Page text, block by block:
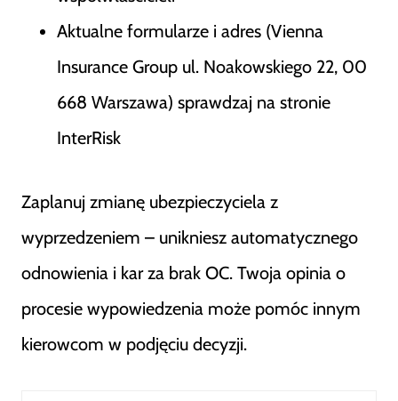
Aktualne formularze i adres (Vienna
Insurance Group ul. Noakowskiego 22, 00
668 Warszawa) sprawdzaj na stronie
InterRisk
Zaplanuj zmianę ubezpieczyciela z
wyprzedzeniem – unikniesz automatycznego
odnowienia i kar za brak OC. Twoja opinia o
procesie wypowiedzenia może pomóc innym
kierowcom w podjęciu decyzji.